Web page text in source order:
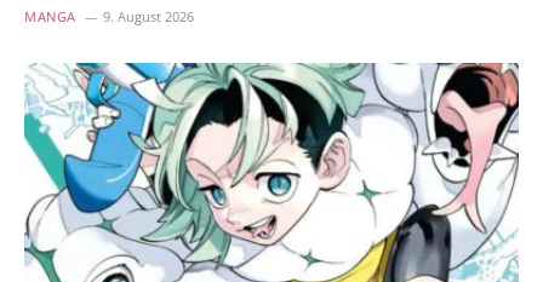
MANGA 9. August 2026